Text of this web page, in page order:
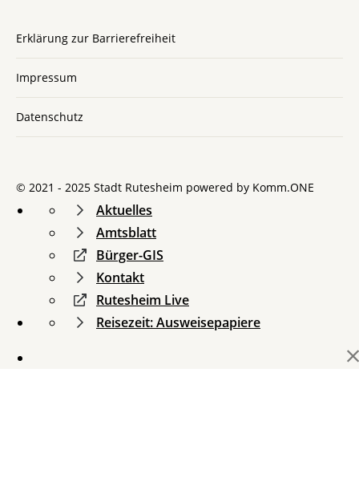
Erklärung zur Barrierefreiheit
Impressum
Datenschutz
© 2021 - 2025 Stadt Rutesheim powered by Komm.ONE
Aktuelles
Amtsblatt
Bürger-GIS
Kontakt
Rutesheim Live
Reisezeit: Ausweisepapiere